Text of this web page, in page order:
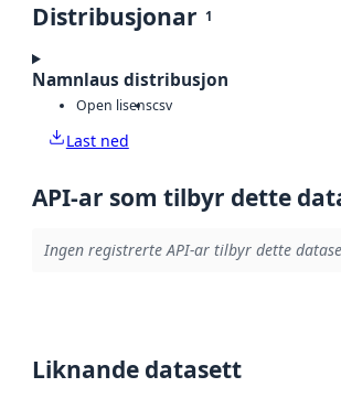
Distribusjonar 1
Namnlaus distribusjon
Open lisenscsv
Last ned
API-ar som tilbyr dette
Ingen registrerte API-ar tilbyr dette
Liknande datasett